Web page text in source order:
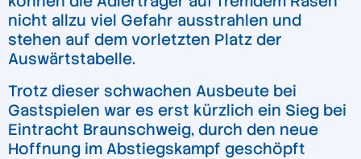
nicht allzu viel Gefahr ausstrahlen und
stehen auf dem vorletzten Platz der
Auswärtstabelle.
Trotz dieser schwachen Ausbeute bei
Gastspielen war es erst kürzlich ein Sieg bei
Eintracht Braunschweig, durch den neue
Hoffnung im Abstiegskampf geschöpft